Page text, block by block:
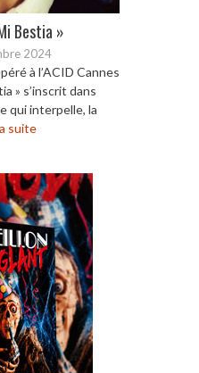
Bestia »
2024
à l’ACID Cannes
» s’inscrit dans
qui interpelle, la
suite